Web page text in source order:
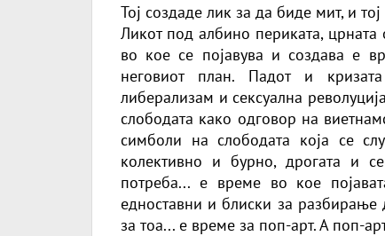
Тој создаде лик за да биде мит, и
Ликот под албино периката,
во кое се појавува и создава е
неговиот план. Падот и
либерализам и сексуална
слободата како одговор на
симболи на слободата која се
колективно и бурно, дрогата и
потреба... е време во кое
едноставни и блиски за разбирање
за тоа... е време за поп-арт. А поп-